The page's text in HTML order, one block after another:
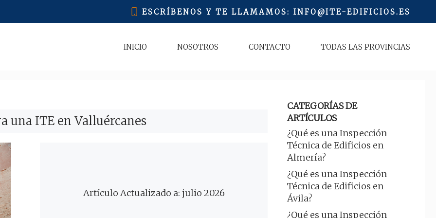
ESCRÍBENOS Y TE LLAMAMOS: INFO@ITE-EDIFICIOS.ES
INICIO NOSOTROS CONTACTO TODAS LAS PROVINCIAS
una ITE en Valluércanes
Artículo Actualizado a: julio 2026
CATEGORÍAS DE
ARTÍCULOS
¿Qué es una Inspección
Técnica de Edificios en
Almería?
¿Qué es una Inspección
Técnica de Edificios en
Ávila?
¿Qué es una Inspección